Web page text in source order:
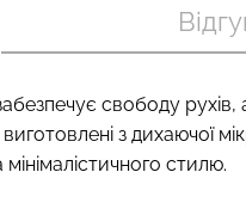
свободу рухів,
з дихаючої
стилю.